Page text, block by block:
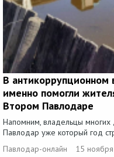
В антикоррупционном
именно помогли
Втором Павлодаре
Напомним, владельцы
Павлодар уже который год
Павлодар-онлайн
15